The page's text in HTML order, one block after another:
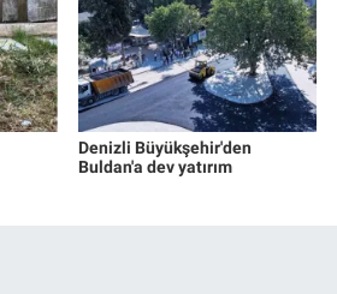
Denizli Büyükşehir'den
Buldan'a dev yatırım